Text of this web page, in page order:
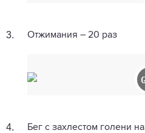
3. Отжимания – 20 раз
4.
Бег с захлестом голени